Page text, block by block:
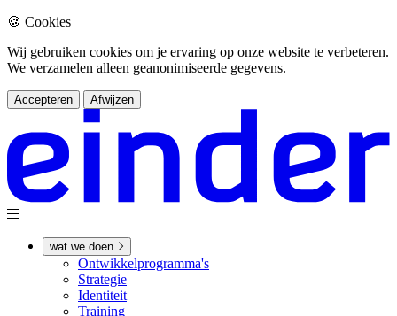
🍪 Cookies
Wij gebruiken cookies om je ervaring op onze website te verbeteren.
We verzamelen alleen geanonimiseerde gegevens.
Accepteren Afwijzen
wat we doen
Ontwikkel­­programma's
Strategie
Identiteit
Training